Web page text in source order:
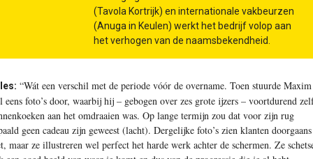
(Tavola Kortrijk) en internationale vakbeurzen
(Anuga in Keulen) werkt het bedrijf volop aan
het verhogen van de naamsbekendheid.
“Wát een verschil met de periode vóór de overname. Toen stuurde Maxim
eens foto’s door, waarbij hij – gebogen over zes grote ijzers – voortdurend
aan het omdraaien was. Op lange termijn zou dat voor zijn rug
geen cadeau zijn geweest (lacht). Dergelijke foto’s zien klanten doorgaans
maar ze illustreren wel perfect het harde werk achter de schermen. Ze